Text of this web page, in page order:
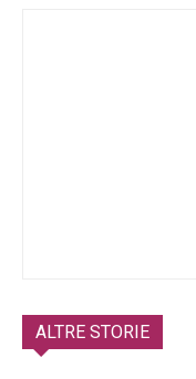
ALTRE STORIE